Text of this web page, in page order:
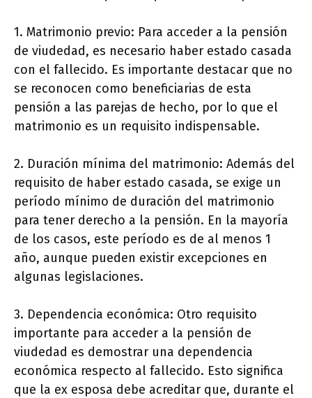
1. Matrimonio previo: Para acceder a la pensión
de viudedad, es necesario haber estado casada
con el fallecido. Es importante destacar que no
se reconocen como beneficiarias de esta
pensión a las parejas de hecho, por lo que el
matrimonio es un requisito indispensable.
2. Duración mínima del matrimonio: Además del
requisito de haber estado casada, se exige un
período mínimo de duración del matrimonio
para tener derecho a la pensión. En la mayoría
de los casos, este período es de al menos 1
año, aunque pueden existir excepciones en
algunas legislaciones.
3. Dependencia económica: Otro requisito
importante para acceder a la pensión de
viudedad es demostrar una dependencia
económica respecto al fallecido. Esto significa
que la ex esposa debe acreditar que, durante el